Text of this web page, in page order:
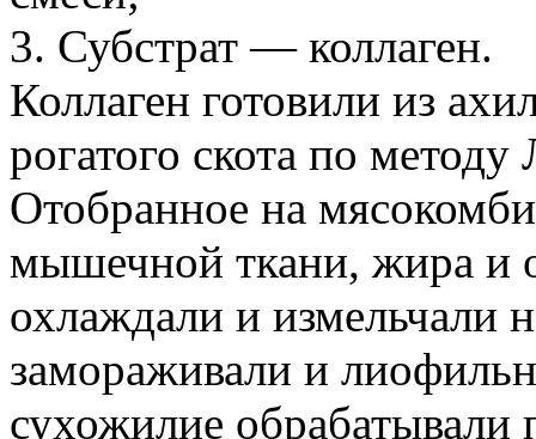
3. Субстрат — коллаген.
Коллаген готовили из
рогатого скота по
Отобранное на
мышечной ткани, жира и
охлаждали и измельчали
замораживали и
сухожилие